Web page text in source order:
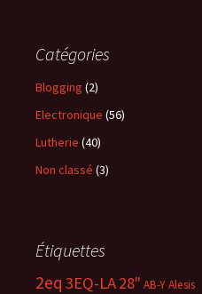
Catégories
Blogging (2)
Electronique (56)
Lutherie (40)
Non classé (3)
Étiquettes
2eq 3EQ-LA28" AB-YAlesis